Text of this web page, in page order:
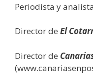
Periodista y
Director de El
Director de